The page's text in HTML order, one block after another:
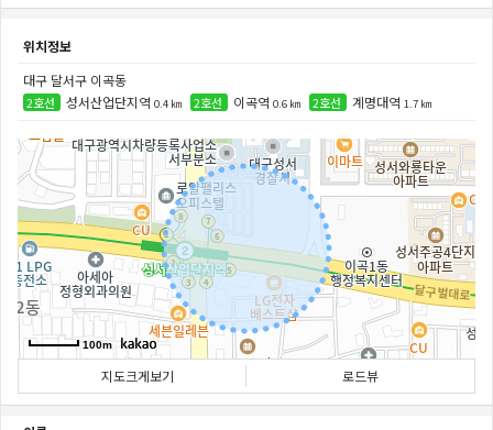
위치정보
대구 달서구 이곡동
2호선 성서산업단지역 0.4 ㎞ 2호선 이곡역 0.6 ㎞ 2호선 계명대역 1.7 ㎞
100m
지도크게보기 로드뷰